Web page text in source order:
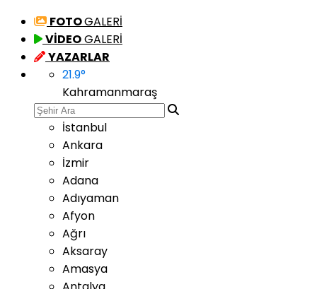
FOTOGALERİ
VİDEOGALERİ
YAZARLAR
21.9°
Kahramanmaraş
İstanbul
Ankara
İzmir
Adana
Adıyaman
Afyon
Ağrı
Aksaray
Amasya